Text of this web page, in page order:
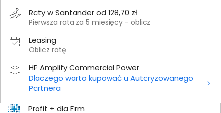
Profit + dla Firm
Raty w Santander od 128,70 zł
Pierwsza rata za 5 miesięcy - oblicz
Leasing
Oblicz ratę
HP Amplify Commercial Power
Dlaczego warto kupować u Autoryzowanego
Partnera